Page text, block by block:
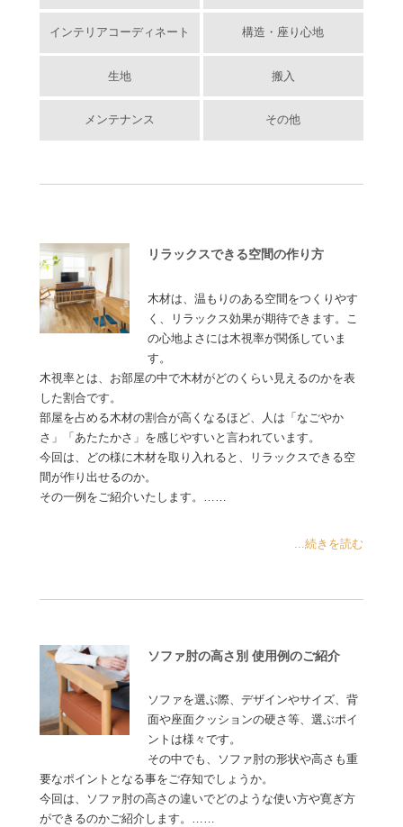
インテリアコーディネート 構造・座り心地
生地 搬入
メンテナンス その他
リラックスできる空間の作り方
木材は、温もりのある空間をつくりやす
く、リラックス効果が期待できます。こ
の心地よさには木視率が関係していま
す。
木視率とは、お部屋の中で木材がどのくらい見えるのかを表
した割合です。
部屋を占める木材の割合が高くなるほど、人は「なごやか
さ」「あたたかさ」を感じやすいと言われています。
今回は、どの様に木材を取り入れると、リラックスできる空
間が作り出せるのか。
その一例をご紹介いたします。……
...続きを読む
ソファ肘の高さ別 使用例のご紹介
ソファを選ぶ際、デザインやサイズ、背
面や座面クッションの硬さ等、選ぶポイ
ントは様々です。
その中でも、ソファ肘の形状や高さも重
要なポイントとなる事をご存知でしょうか。
今回は、ソファ肘の高さの違いでどのような使い方や寛ぎ方
ができるのかご紹介します。……